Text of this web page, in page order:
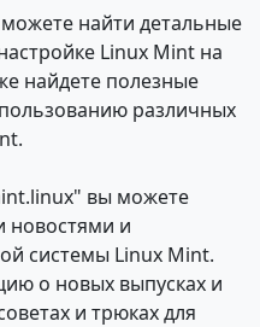
найти детальные
Linux Mint на
найдете полезные
различных
вы можете
новостями и
системы Linux Mint.
о новых выпусках и
и трюках для